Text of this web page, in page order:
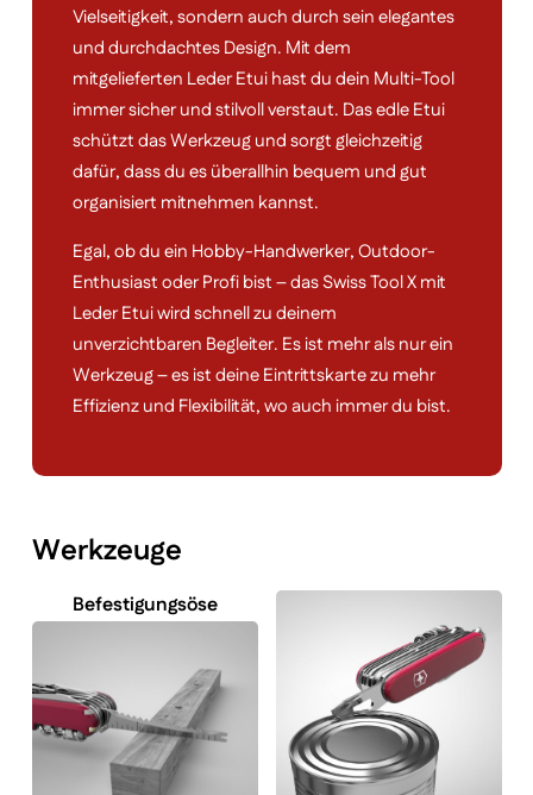
Vielseitigkeit, sondern auch durch sein elegantes
und durchdachtes Design. Mit dem
mitgelieferten Leder Etui hast du dein Multi-Tool
immer sicher und stilvoll verstaut. Das edle Etui
schützt das Werkzeug und sorgt gleichzeitig
dafür, dass du es überallhin bequem und gut
organisiert mitnehmen kannst.
Egal, ob du ein Hobby-Handwerker, Outdoor-
Enthusiast oder Profi bist – das Swiss Tool X mit
Leder Etui wird schnell zu deinem
unverzichtbaren Begleiter. Es ist mehr als nur ein
Werkzeug – es ist deine Eintrittskarte zu mehr
Effizienz und Flexibilität, wo auch immer du bist.
Werkzeuge
Befestigungsöse